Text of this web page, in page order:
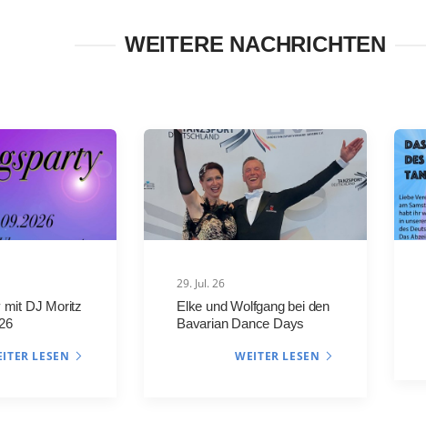
WEITERE NACHRICHTEN
mit DJ Moritz
LESEN
29. Jul. 26
Elke und Wolfgang bei den
Bavarian Dance Days
WEITER LESEN